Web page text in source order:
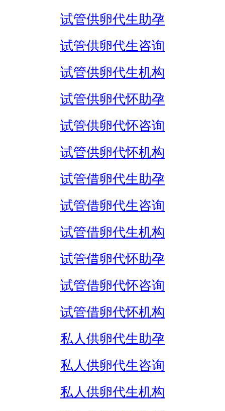
试管供卵代生助孕
试管供卵代生咨询
试管供卵代生机构
试管供卵代怀助孕
试管供卵代怀咨询
试管供卵代怀机构
试管借卵代生助孕
试管借卵代生咨询
试管借卵代生机构
试管借卵代怀助孕
试管借卵代怀咨询
试管借卵代怀机构
私人供卵代生助孕
私人供卵代生咨询
私人供卵代生机构